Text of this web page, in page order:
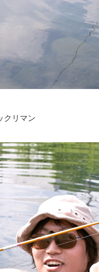
クリマン